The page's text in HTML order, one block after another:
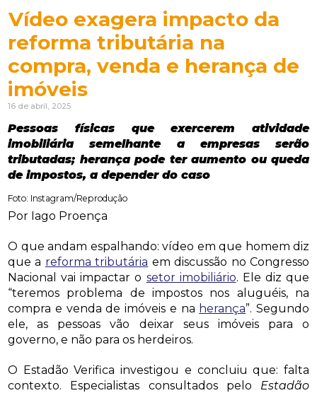
Vídeo exagera impacto da
reforma tributária na
compra, venda e herança de
imóveis
16 de abril, 2025
Pessoas físicas que exercerem atividade
imobiliária semelhante a empresas serão
tributadas; herança pode ter aumento ou queda
de impostos, a depender do caso
Foto: Instagram/Reprodução
Por Iago Proença
O que andam espalhando: vídeo em que homem diz
que a reforma tributária em discussão no Congresso
Nacional vai impactar o setor imobiliário. Ele diz que
“teremos problema de impostos nos aluguéis, na
compra e venda de imóveis e na herança”. Segundo
ele, as pessoas vão deixar seus imóveis para o
governo, e não para os herdeiros.
O Estadão Verifica investigou e concluiu que: falta
contexto. Especialistas consultados pelo Estadão